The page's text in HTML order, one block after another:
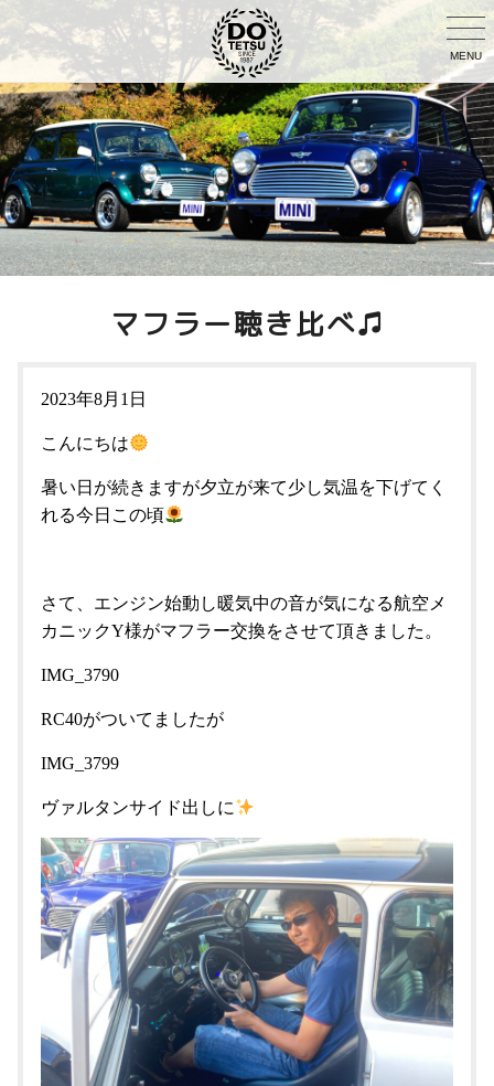
MENU
マフラー聴き比べ♫
2023年8月1日
こんにちは
暑い日が続きますが夕立が来て少し気温を下げてく
れる今日この頃
さて、エンジン始動し暖気中の音が気になる航空メ
カニックY様がマフラー交換をさせて頂きました。
IMG_3790
RC40がついてましたが
IMG_3799
ヴァルタンサイド出しに